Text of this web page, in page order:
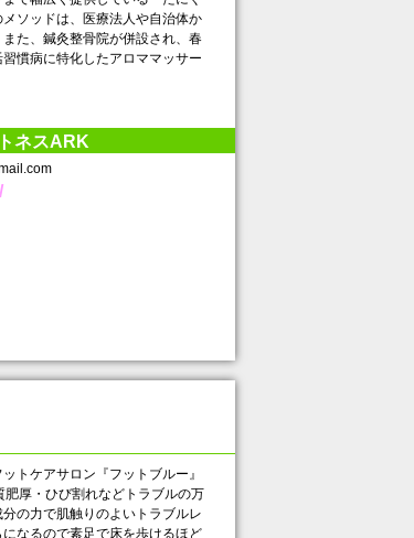
ソッドは、医療法人や自治体か
た、鍼灸整骨院が併設され、春
慣病に特化したアロママッサー
ネスARK
トケアサロン『フットブルー』
厚・ひび割れなどトラブルの万
の力で肌触りのよいトラブルレ
なるので素足で床を歩けるほど